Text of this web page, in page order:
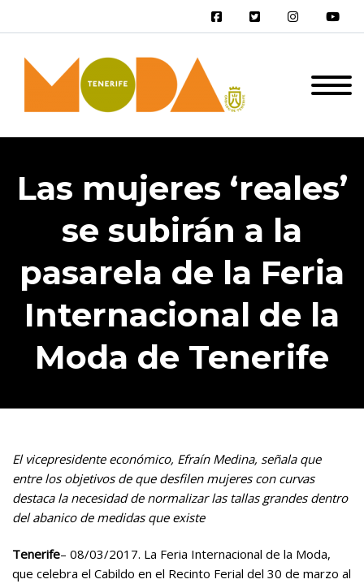
Las mujeres ‘reales’
se subirán a la
pasarela de la Feria
Internacional de la
Moda de Tenerife
El vicepresidente económico, Efraín Medina, señala que
entre los objetivos de que desfilen mujeres con curvas
destaca la necesidad de normalizar las tallas grandes dentro
del abanico de medidas que existe
Tenerife– 08/03/2017. La Feria Internacional de la Moda,
que celebra el Cabildo en el Recinto Ferial del 30 de marzo al